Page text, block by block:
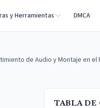
y Herramientas DMCA
de Audio y Montaje en el
TABLA DE